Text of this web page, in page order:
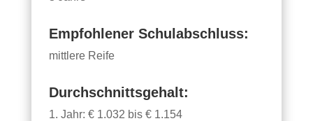
Empfohlener Schulabschluss:
mittlere Reife
Durchschnittsgehalt:
1. Jahr: € 1.032 bis € 1.154